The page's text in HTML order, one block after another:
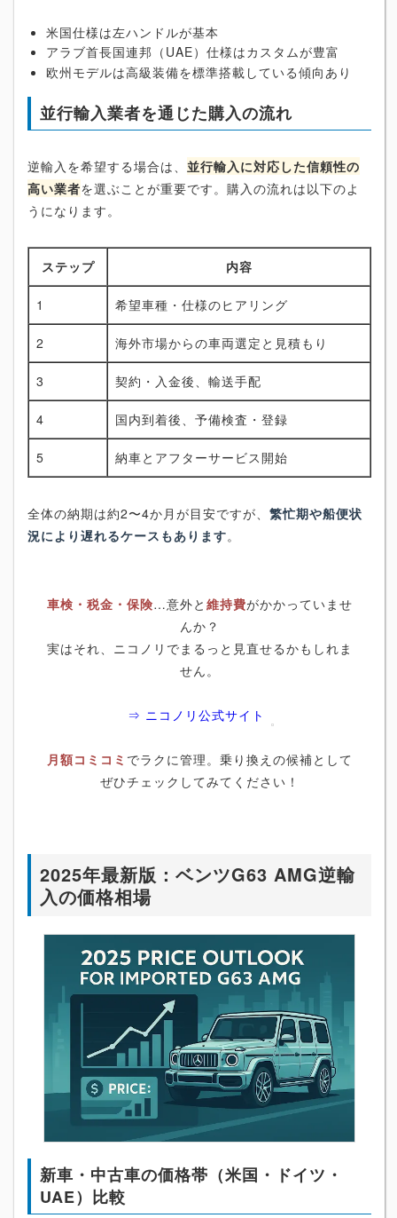
米国仕様は左ハンドルが基本
アラブ首長国連邦（UAE）仕様はカスタムが豊富
欧州モデルは高級装備を標準搭載している傾向あり
並行輸入業者を通じた購入の流れ
逆輸入を希望する場合は、 並行輸入に対応した信頼性の
高い業者を選ぶことが重要です。購入の流れは以下のよ
うになります。
ステップ 内容
1 希望車種・仕様のヒアリング
2 海外市場からの車両選定と見積もり
3 契約・入金後、輸送手配
4 国内到着後、予備検査・登録
5 納車とアフターサービス開始
全体の納期は約2〜4か月が目安ですが、 繁忙期や船便状
況により遅れるケースもあります。
車検・税金・保険…意外と 維持費がかかっていませ
んか？
実はそれ、ニコノリでまるっと見直せるかもしれま
せん。
⇒ ニコノリ公式サイト
月額コミコミ でラクに管理。乗り換えの候補として
ぜひチェックしてみてください！
2025年最新版：ベンツG63 AMG逆輸
入の価格相場
新車・中古車の価格帯（米国・ドイツ・
UAE）比較